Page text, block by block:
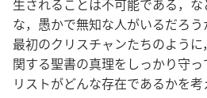
生されることは不可能である，
な，愚かで無知な人がいるだろう
最初のクリスチャンたちのよう
関する聖書の真理をしっかり守
リストがどんな存在であるかを考